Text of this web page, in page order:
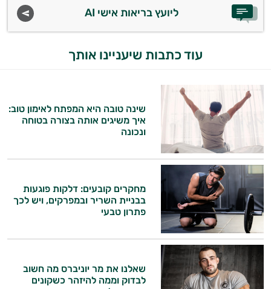
ליועץ בריאות אישי AI
עוד כתבות שיעניינו אותך
שינה טובה היא המפתח לאימון טוב:
איך משיגים אותה בצורה בטוחה
ונכונה
מחקרים קובעים: דלקות פוגעות
בבניית השריר ובמפרקים, ויש לכך
פתרון טבעי
שאלנו את מר יוניברס מה חשוב
לבדוק וממה להיזהר כשקונים